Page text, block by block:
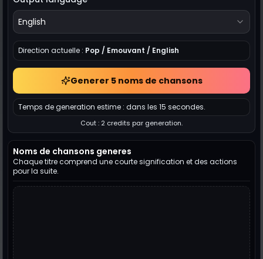
English
Direction actuelle : Pop / Emouvant / English
Generer 5 noms de chansons
Temps de generation estime : dans les 15 secondes.
Cout : 2 credits par generation.
Noms de chansons generes
Chaque titre comprend une courte signification et des actions
pour la suite.